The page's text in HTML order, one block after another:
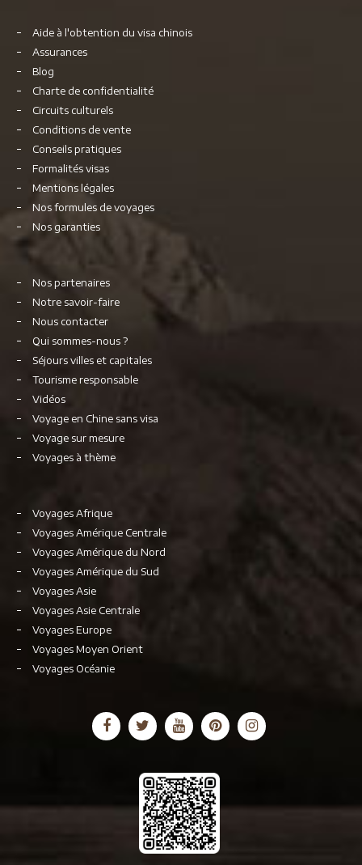
Aide à l'obtention du visa chinois
Assurances
Blog
Charte de confidentialité
Circuits culturels
Conditions de vente
Conseils pratiques
Formalités visas
Mentions légales
Nos formules de voyages
Nos garanties
Nos partenaires
Notre savoir-faire
Nous contacter
Qui sommes-nous ?
Séjours villes et capitales
Tourisme responsable
Vidéos
Voyage en Chine sans visa
Voyage sur mesure
Voyages à thème
Voyages Afrique
Voyages Amérique Centrale
Voyages Amérique du Nord
Voyages Amérique du Sud
Voyages Asie
Voyages Asie Centrale
Voyages Europe
Voyages Moyen Orient
Voyages Océanie